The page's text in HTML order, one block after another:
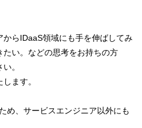
らIDaaS領域にも手を伸ばしてみ
い。などの思考をお持ちの方
。
ます。
め、サービスエンジニア以外にも